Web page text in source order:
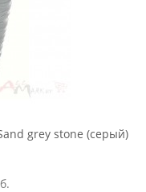
grey stone (серый)